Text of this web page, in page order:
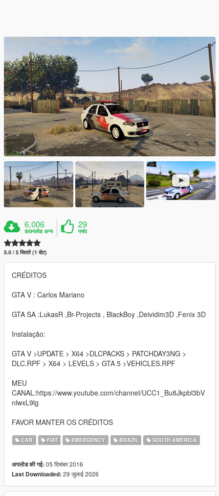
6,006
डाउनलोड अन्य
29
पसंद
5.0 / 5 सितारे (1 वोट)
CRÉDITOS
GTA V : Carlos Mariano
GTA SA :LukasR ,Br-Projects , BlackBoy ,Deividim3D ,Fenix 3D
Instalação:
GTA V >UPDATE > X64 >DLCPACKS > PATCHDAY3NG >
DLC.RPF > X64 > LEVELS > GTA 5 >VEHICLES.RPF
MEU
CANAL:https://www.youtube.com/channel/UCC1_Bu8Jkpbl3bV
nlwxL9lg
FAVOR MANTER OS CRÉDITOS
CAR FIAT EMERGENCY BRAZIL SOUTH AMERICA
अपलोड की गई: 05 दिसंबर 2016
Last Downloaded: 29 जुलाई 2026